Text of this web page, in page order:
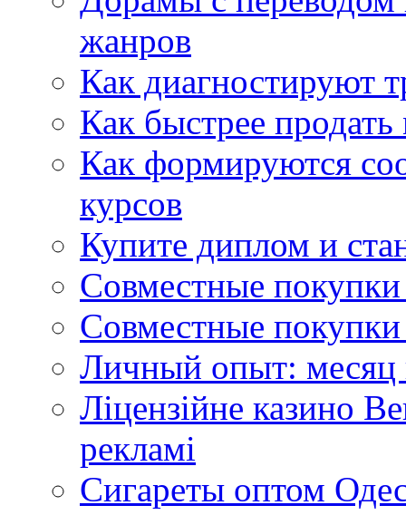
жанров
Как диагностируют
Как быстрее
Как формируются
курсов
Купите диплом и
Совместные
Совместные покупки
Личный опыт: месяц
Ліцензійне казино
рекламі
Сигареты оптом